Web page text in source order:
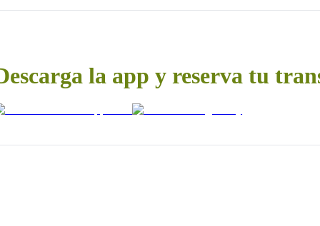
la app y reserva tu